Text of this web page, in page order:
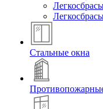
Стальные окна